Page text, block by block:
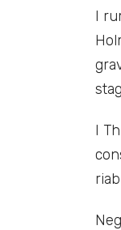
I
I